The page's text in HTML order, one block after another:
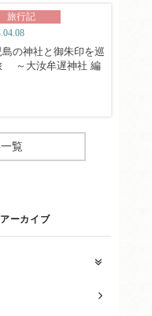
旅行記
島の神社と御朱印を巡
～大汝牟遅神社 編
覧
ーカイブ